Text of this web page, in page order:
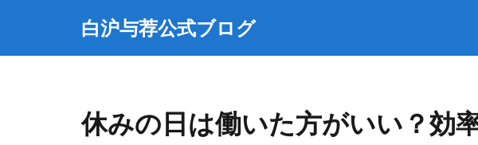
白沪与荐公式ブログ
休みの日は働いた方がいい？効